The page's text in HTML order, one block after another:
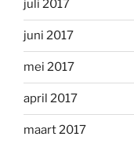
juli 2017
juni 2017
mei 2017
april 2017
maart 2017